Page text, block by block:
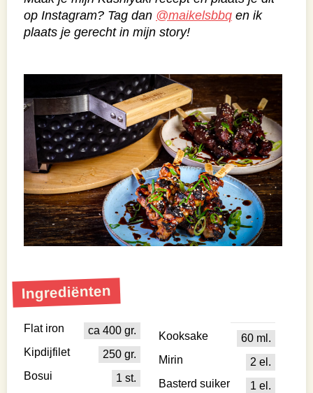
op Instagram? Tag dan @maikelsbbq en ik
plaats je gerecht in mijn story!
Ingrediënten
Flat iron
ca 400 gr.
Kipdijfilet
250 gr.
Bosui
1 st.
Kooksake
60 ml.
Mirin
2 el.
Basterd suiker
1 el.